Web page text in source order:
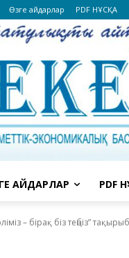
Өзге айдарлар PDF НҰСҚА
АЙДАРЛАР PDF
– бірақ біз теңбіз”